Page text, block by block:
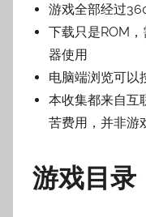
游戏全部经过
下载只是ROM
器使用
电脑端浏览可以
本收集都来自互
苦费用，并非游
游戏目录